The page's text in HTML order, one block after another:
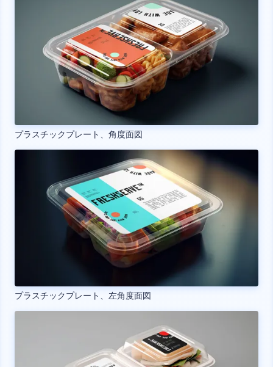
プラスチックプレート、角度面図
プラスチックプレート、左角度面図